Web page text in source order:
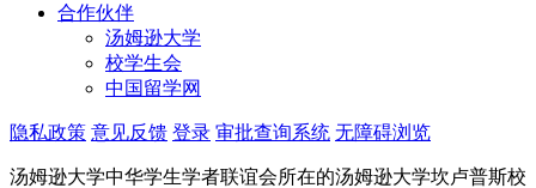
合作伙伴
汤姆逊大学
校学生会
中国留学网
隐私政策 意见反馈 登录 审批查询系统 无障碍浏览
汤姆逊大学中华学生学者联谊会所在的汤姆逊大学坎卢普斯校